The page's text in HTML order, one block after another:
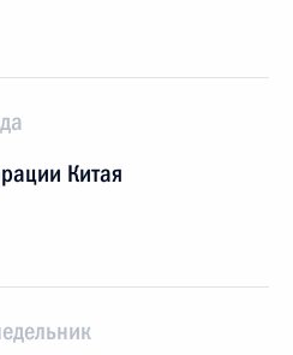
Китая